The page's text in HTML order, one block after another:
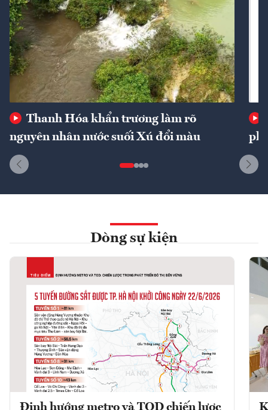
Thanh Hóa khẩn trương làm rõ
nguyên nhân nước suối Xú đổi màu
phí
Dòng sự kiện